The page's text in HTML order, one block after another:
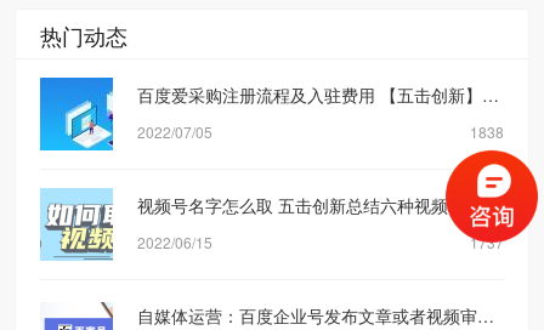
热门动态
百度爱采购注册流程及入驻费用 【五击创新】网络营销公司
2022/07/05 1838
视频号名字怎么取 五击创新总结六种视频号取名方式
2022/06/15 1737
自媒体运营：百度企业号发布文章或者视频审核规则机制是什么？【五击创新】